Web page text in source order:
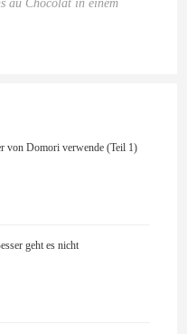
au Chocolat in einem
von Domori verwende (Teil 1)
geht es nicht